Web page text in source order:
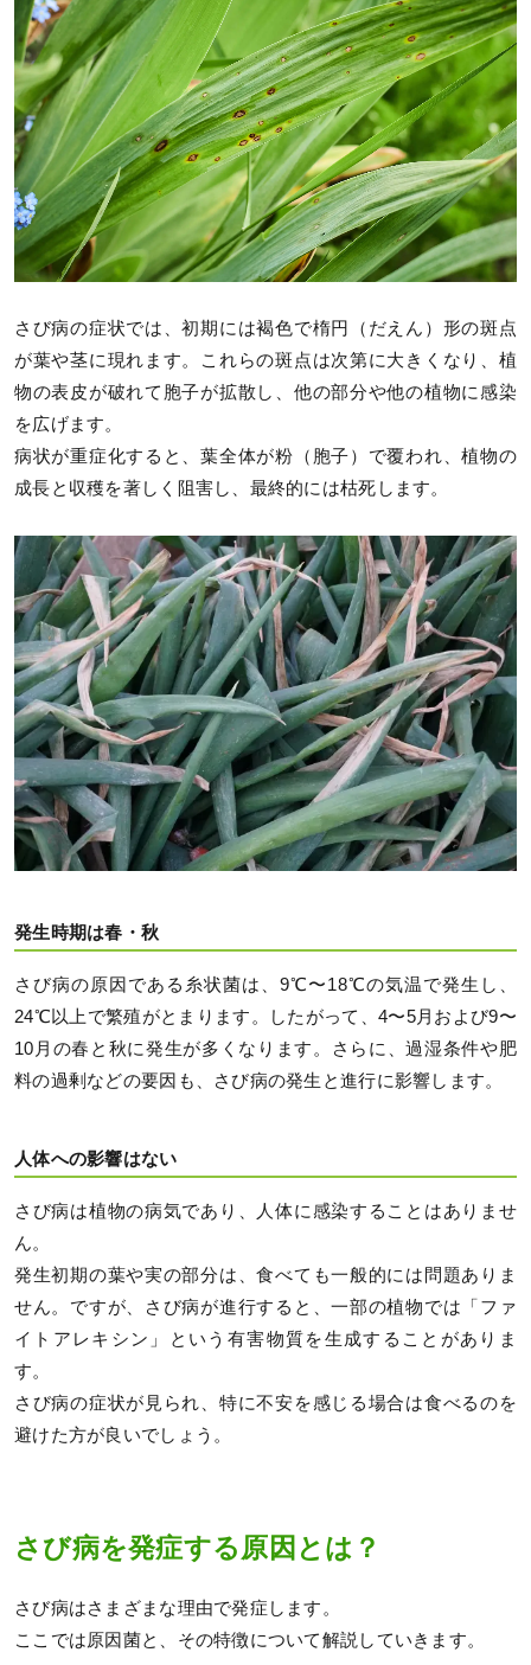
さび病の症状では、初期には褐色で楕円（だえん）形の斑点
が葉や茎に現れます。これらの斑点は次第に大きくなり、植
物の表皮が破れて胞子が拡散し、他の部分や他の植物に感染
を広げます。
病状が重症化すると、葉全体が粉（胞子）で覆われ、植物の
成長と収穫を著しく阻害し、最終的には枯死します。
発生時期は春・秋
さび病の原因である糸状菌は、9℃〜18℃の気温で発生し、
24℃以上で繁殖がとまります。したがって、4〜5月および9〜
10月の春と秋に発生が多くなります。さらに、過湿条件や肥
料の過剰などの要因も、さび病の発生と進行に影響します。
人体への影響はない
さび病は植物の病気であり、人体に感染することはありませ
ん。
発生初期の葉や実の部分は、食べても一般的には問題ありま
せん。ですが、さび病が進行すると、一部の植物では「ファ
イトアレキシン」という有害物質を生成することがありま
す。
さび病の症状が見られ、特に不安を感じる場合は食べるのを
避けた方が良いでしょう。
さび病を発症する原因とは？
さび病はさまざまな理由で発症します。
ここでは原因菌と、その特徴について解説していきます。